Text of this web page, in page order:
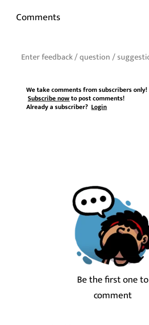
Comments
We take comments from subscribers only!
Subscribe nowto post comments!
Already a subscriber?Login
Be the first one to
comment